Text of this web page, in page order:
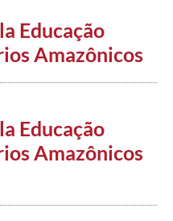
Educação
Amazônicos
Educação
Amazônicos